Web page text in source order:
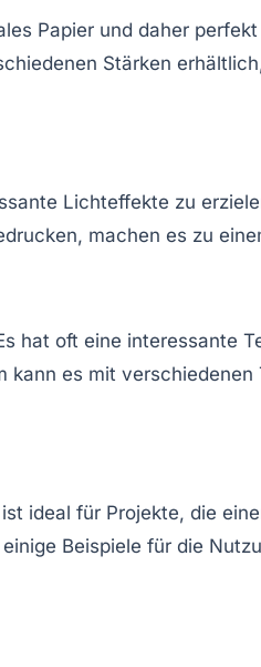
Papier und daher
Stärken
Lichteffekte zu
machen es zu
hat oft eine interessante
es mit
ideal für Projekte, die
Beispiele für die